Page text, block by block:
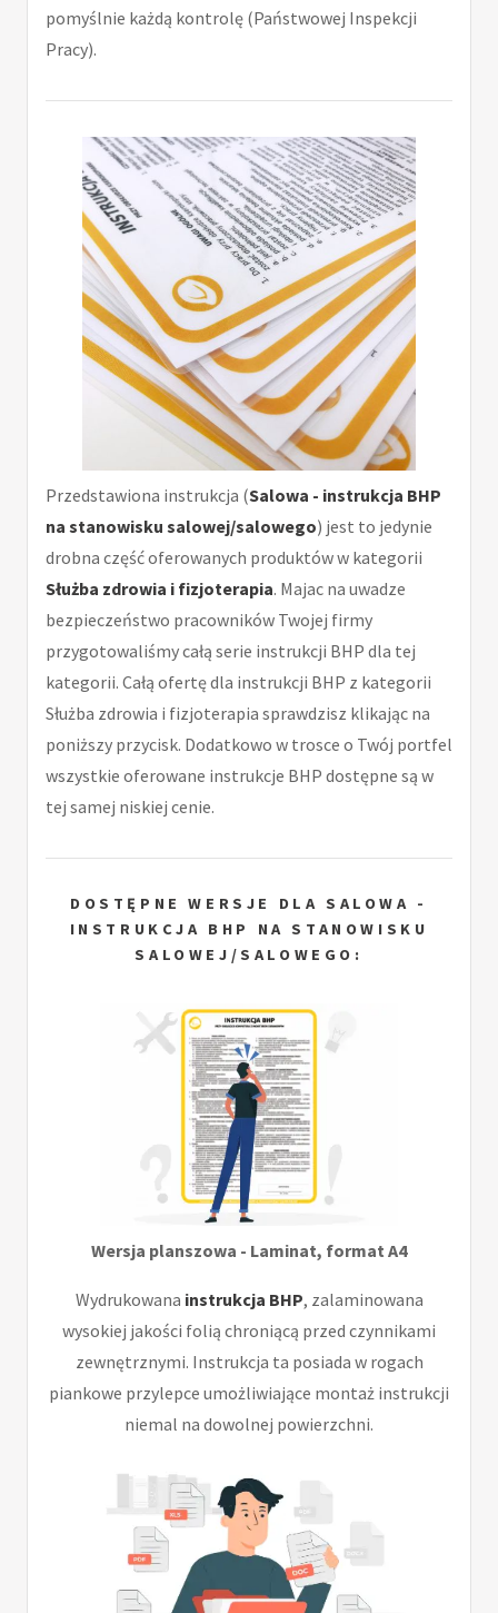
pomyślnie każdą kontrolę (Państwowej Inspekcji
Pracy).
Przedstawiona instrukcja (Salowa - instrukcja BHP
na stanowisku salowej/salowego) jest to jedynie
drobna część oferowanych produktów w kategorii
Służba zdrowia i fizjoterapia. Majac na uwadze
bezpieczeństwo pracowników Twojej firmy
przygotowaliśmy całą serie instrukcji BHP dla tej
kategorii. Całą ofertę dla instrukcji BHP z kategorii
Służba zdrowia i fizjoterapia sprawdzisz klikając na
poniższy przycisk. Dodatkowo w trosce o Twój portfel
wszystkie oferowane instrukcje BHP dostępne są w
tej samej niskiej cenie.
DOSTĘPNE WERSJE DLA SALOWA -
INSTRUKCJA BHP NA STANOWISKU
SALOWEJ/SALOWEGO:
Wersja planszowa - Laminat, format A4
Wydrukowana instrukcja BHP, zalaminowana
wysokiej jakości folią chroniącą przed czynnikami
zewnętrznymi. Instrukcja ta posiada w rogach
piankowe przylepce umożliwiające montaż instrukcji
niemal na dowolnej powierzchni.